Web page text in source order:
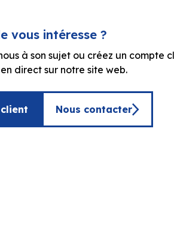
vous intéresse ?
à son sujet ou créez un compte
direct sur notre site web.
Nous contacter